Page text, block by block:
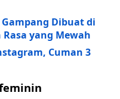
Gampang Dibuat di
yang Mewah
Cuman 3